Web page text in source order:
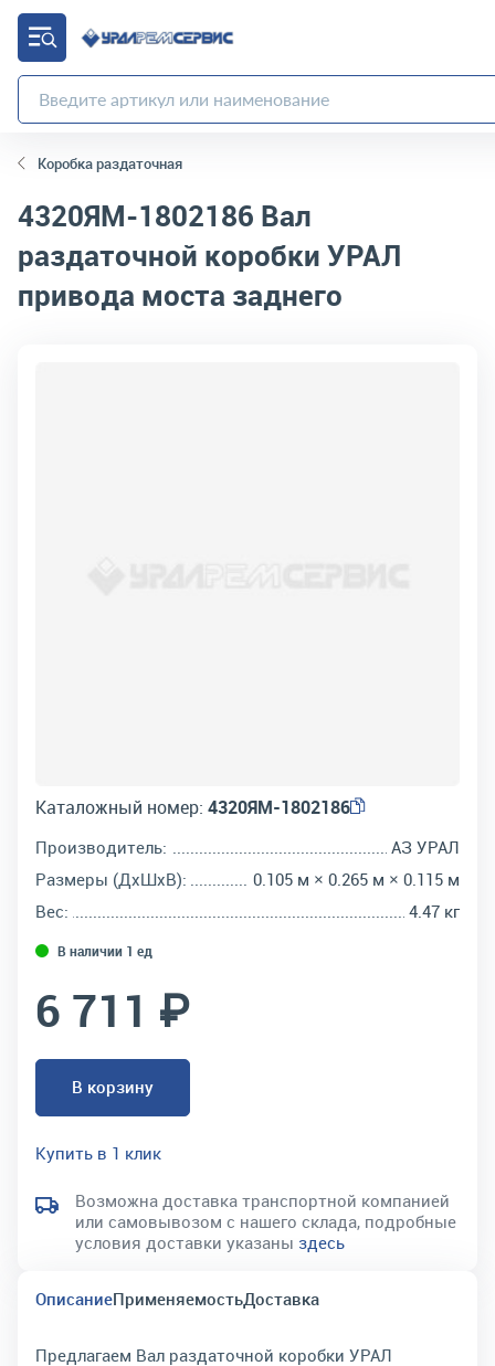
Коробка раздаточная
4320ЯМ-1802186 Вал
раздаточной коробки УРАЛ
привода моста заднего
Каталожный номер: 4320ЯМ-1802186
Производитель:
АЗ УРАЛ
Размеры (ДхШхВ):
0.105 м × 0.265 м × 0.115 м
Вес:
4.47 кг
В наличии 1 ед
6 711 ₽
В корзину
Купить в 1 клик
Возможна доставка транспортной компанией
или самовывозом с нашего склада, подробные
условия доставки указаны здесь
ОписаниеПрименяемостьДоставка
Предлагаем Вал раздаточной коробки УРАЛ